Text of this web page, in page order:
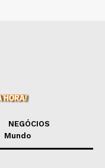
NEGÓCIOS
Mundo